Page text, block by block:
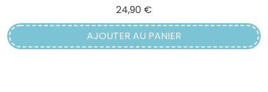
24,90 €
AJOUTER AU PANIER